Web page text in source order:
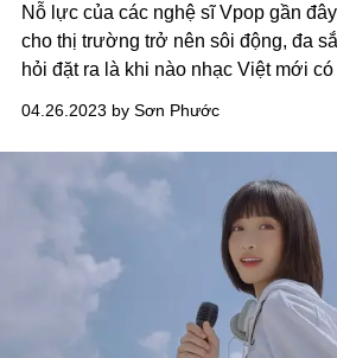
Nỗ lực của các nghệ sĩ Vpop gần
cho thị trường trở nên sôi động, đa
hỏi đặt ra là khi nào nhạc Việt mới
04.26.2023 by Sơn Phước